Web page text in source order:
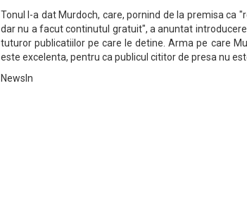
Tonul l-a dat Murdoch, care, pornind de la premisa ca
dar nu a facut continutul gratuit", a anuntat
tuturor publicatiilor pe care le detine. Arma pe care
este excelenta, pentru ca publicul cititor de presa nu
NewsIn